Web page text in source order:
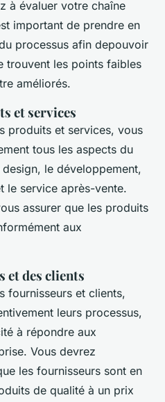
à évaluer votre chaîne
important de prendre en
processus afin depouvoir
trouvent les points faibles
améliorés.
et services
produits et services, vous
tous les aspects du
le développement,
le service après-vente.
assurer que les produits
aux
et des clients
fournisseurs et clients,
leurs processus,
à répondre aux
Vous devrez
les fournisseurs sont en
de qualité à un prix